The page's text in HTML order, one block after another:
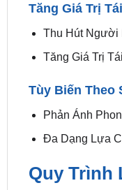
Tăng Giá Trị
Thu Hút Người
Tăng Giá Trị
Tùy Biến Theo
Phản Ánh
Đa Dạng Lựa
Quy Trình